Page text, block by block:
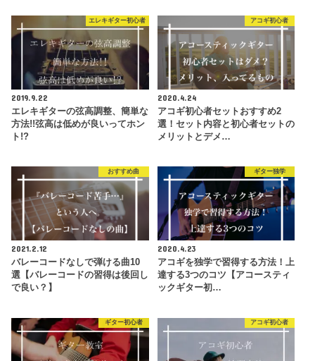
エレキギター初心者
2019.9.22
エレキギターの弦高調整、簡単な
方法!!弦高は低めが良いってホン
ト!?
アコギ初心者
2020.4.24
アコギ初心者セットおすすめ2
選！セット内容と初心者セットの
メリットとデメ…
おすすめ曲
2021.2.12
バレーコードなしで弾ける曲10
選【バレーコードの習得は後回し
で良い？】
ギター独学
2020.4.23
アコギを独学で習得する方法！上
達する3つのコツ【アコースティ
ックギター初…
ギター初心者 アコギ初心者